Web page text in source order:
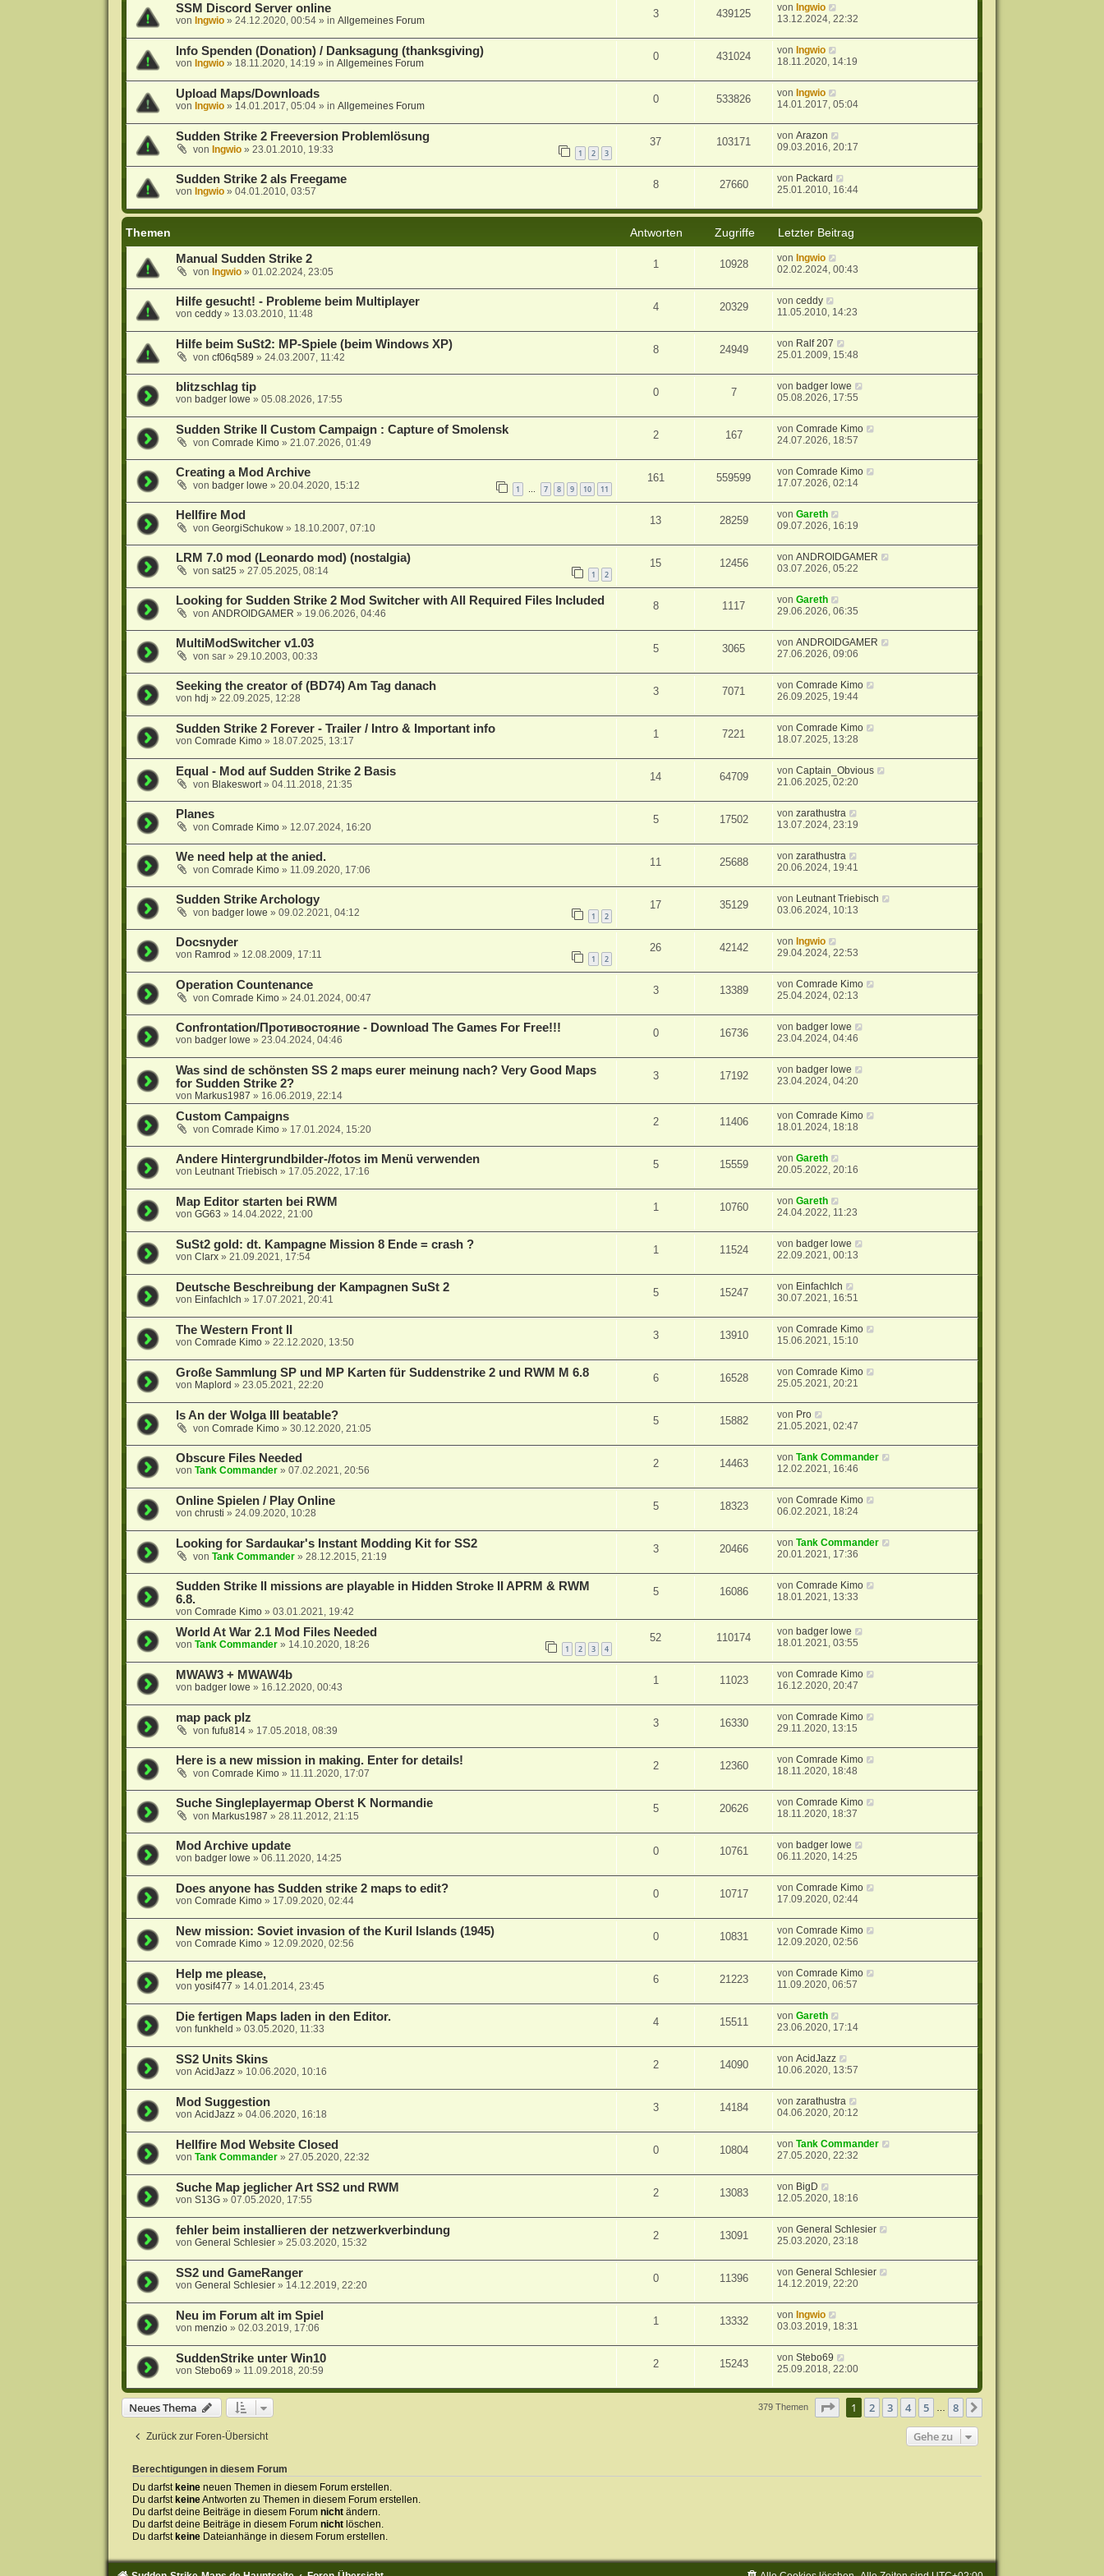
SSM Discord Server online
von Ingwio» 24.12.2020, 00:54» in Allgemeines Forum
3 439125 von Ingwio
13.12.2024, 22:32
Info Spenden (Donation) / Danksagung (thanksgiving)
von Ingwio» 18.11.2020, 14:19 » in Allgemeines Forum
0 431024 von Ingwio
18.11.2020, 14:19
Upload Maps/Downloads
von Ingwio» 14.01.2017, 05:04» in Allgemeines Forum
0 533826 von Ingwio
14.01.2017, 05:04
Sudden Strike 2 Freeversion Problemlösung
von Ingwio» 23.01.2010, 19:33 1 2 3
37 103171 vonArazon
09.03.2016, 20:17
Sudden Strike 2 als Freegame
von Ingwio» 04.01.2010, 03:57
8 27660 von Packard
25.01.2010, 16:44
Themen Antworten Zugriffe
Letzter Beitrag
Manual Sudden Strike 2
von Ingwio» 01.02.2024, 23:05
1 10928 von Ingwio
02.02.2024, 00:43
Hilfe gesucht! - Probleme beim Multiplayer
von ceddy» 13.03.2010, 11:48
4 20329 vonceddy
11.05.2010, 14:23
Hilfe beim SuSt2: MP-Spiele (beim Windows XP)
von cf06q589 » 24.03.2007, 11:42
8 24949 von Ralf 207
25.01.2009, 15:48
blitzschlag tip
von badger lowe » 05.08.2026, 17:55
0 7 von badger lowe
05.08.2026, 17:55
Sudden Strike II Custom Campaign : Capture of Smolensk
von Comrade Kimo» 21.07.2026, 01:49
2 167 vonComrade Kimo
24.07.2026, 18:57
Creating a Mod Archive
von badger lowe » 20.04.2020, 15:12 1 … 7 8 9 10 11
161 559599 vonComrade Kimo
17.07.2026, 02:14
Hellfire Mod
von GeorgiSchukow» 18.10.2007, 07:10
13 28259 vonGareth
09.07.2026, 16:19
LRM 7.0 mod (Leonardo mod) (nostalgia)
von sat25 » 27.05.2025, 08:14 1 2
15 12456 vonANDROIDGAMER
03.07.2026, 05:22
Looking for Sudden Strike 2 Mod Switcher with All Required Files Included
von ANDROIDGAMER » 19.06.2026, 04:46
8 1117 vonGareth
29.06.2026, 06:35
MultiModSwitcher v1.03
von sar» 29.10.2003, 00:33
5 3065 vonANDROIDGAMER
27.06.2026, 09:06
Seeking the creator of (BD74) Am Tag danach
von hdj » 22.09.2025, 12:28
3 7071 vonComrade Kimo
26.09.2025, 19:44
Sudden Strike 2 Forever - Trailer / Intro & Important info
von Comrade Kimo» 18.07.2025, 13:17
1 7221 vonComrade Kimo
18.07.2025, 13:28
Equal - Mod auf Sudden Strike 2 Basis
von Blakeswort» 04.11.2018, 21:35
14 64709 vonCaptain_Obvious
21.06.2025, 02:20
Planes
von Comrade Kimo» 12.07.2024, 16:20
5 17502 vonzarathustra
13.07.2024, 23:19
We need help at the anied.
von Comrade Kimo» 11.09.2020, 17:06
11 25688 vonzarathustra
20.06.2024, 19:41
Sudden Strike Archology
von badger lowe » 09.02.2021, 04:12 1 2
17 35129 von Leutnant Triebisch
03.06.2024, 10:13
Docsnyder
von Ramrod » 12.08.2009, 17:11 1 2
26 42142 von Ingwio
29.04.2024, 22:53
Operation Countenance
von Comrade Kimo» 24.01.2024, 00:47
3 13389 vonComrade Kimo
25.04.2024, 02:13
Confrontation/Противостояние - Download The Games For Free!!!
von badger lowe » 23.04.2024, 04:46
0 16736 von badger lowe
23.04.2024, 04:46
Was sind de schönsten SS 2 maps eurer meinung nach? Very Good Maps
for Sudden Strike 2?
von Markus1987 » 16.06.2019, 22:14
3 17192 von badger lowe
23.04.2024, 04:20
Custom Campaigns
von Comrade Kimo» 17.01.2024, 15:20
2 11406 vonComrade Kimo
18.01.2024, 18:18
Andere Hintergrundbilder-/fotos im Menü verwenden
von Leutnant Triebisch » 17.05.2022, 17:16
5 15559 vonGareth
20.05.2022, 20:16
Map Editor starten bei RWM
von GG63 » 14.04.2022, 21:00
1 10760 vonGareth
24.04.2022, 11:23
SuSt2 gold: dt. Kampagne Mission 8 Ende = crash ?
von Clarx» 21.09.2021, 17:54
1 11524 von badger lowe
22.09.2021, 00:13
Deutsche Beschreibung der Kampagnen SuSt 2
von EinfachIch » 17.07.2021, 20:41
5 15247 von EinfachIch
30.07.2021, 16:51
The Western Front II
von Comrade Kimo» 22.12.2020, 13:50
3 13910 vonComrade Kimo
15.06.2021, 15:10
Große Sammlung SP und MP Karten für Suddenstrike 2 und RWM M 6.8
von Maplord » 23.05.2021, 22:20
6 16528 vonComrade Kimo
25.05.2021, 20:21
Is An der Wolga III beatable?
von Comrade Kimo» 30.12.2020, 21:05
5 15882 von Pro
21.05.2021, 02:47
Obscure Files Needed
von Tank Commander» 07.02.2021, 20:56
2 14463 vonTank Commander
12.02.2021, 16:46
Online Spielen / Play Online
von chrusti » 24.09.2020, 10:28
5 18323 vonComrade Kimo
06.02.2021, 18:24
Looking for Sardaukar's Instant Modding Kit for SS2
von Tank Commander» 28.12.2015, 21:19
3 20466 vonTank Commander
20.01.2021, 17:36
Sudden Strike II missions are playable in Hidden Stroke II APRM & RWM
6.8.
von Comrade Kimo» 03.01.2021, 19:42
5 16086 vonComrade Kimo
18.01.2021, 13:33
World At War 2.1 Mod Files Needed
von Tank Commander» 14.10.2020, 18:26 1 2 3 4
52 110174 von badger lowe
18.01.2021, 03:55
MWAW3 + MWAW4b
von badger lowe » 16.12.2020, 00:43
1 11023 vonComrade Kimo
16.12.2020, 20:47
map pack plz
von fufu814» 17.05.2018, 08:39
3 16330 vonComrade Kimo
29.11.2020, 13:15
Here is a new mission in making. Enter for details!
von Comrade Kimo» 11.11.2020, 17:07
2 12360 vonComrade Kimo
18.11.2020, 18:48
Suche Singleplayermap Oberst K Normandie
von Markus1987 » 28.11.2012, 21:15
5 20626 vonComrade Kimo
18.11.2020, 18:37
Mod Archive update
von badger lowe » 06.11.2020, 14:25
0 10761 von badger lowe
06.11.2020, 14:25
Does anyone has Sudden strike 2 maps to edit?
von Comrade Kimo» 17.09.2020, 02:44
0 10717 vonComrade Kimo
17.09.2020, 02:44
New mission: Soviet invasion of the Kuril Islands (1945)
von Comrade Kimo» 12.09.2020, 02:56
0 10831 vonComrade Kimo
12.09.2020, 02:56
Help me please,
von yosif477 » 14.01.2014, 23:45
6 21223 vonComrade Kimo
11.09.2020, 06:57
Die fertigen Maps laden in den Editor.
von funkheld » 03.05.2020, 11:33
4 15511 vonGareth
23.06.2020, 17:14
SS2 Units Skins
von AcidJazz» 10.06.2020, 10:16
2 14090 vonAcidJazz
10.06.2020, 13:57
Mod Suggestion
von AcidJazz» 04.06.2020, 16:18
3 14184 vonzarathustra
04.06.2020, 20:12
Hellfire Mod Website Closed
von Tank Commander» 27.05.2020, 22:32
0 10804 vonTank Commander
27.05.2020, 22:32
Suche Map jeglicher Art SS2 und RWM
von S13G» 07.05.2020, 17:55
2 13083 von BigD
12.05.2020, 18:16
fehler beim installieren der netzwerkverbindung
von General Schlesier» 25.03.2020, 15:32
2 13091 vonGeneral Schlesier
25.03.2020, 23:18
SS2 und GameRanger
von General Schlesier» 14.12.2019, 22:20
0 11396 vonGeneral Schlesier
14.12.2019, 22:20
Neu im Forum alt im Spiel
von menzio» 02.03.2019, 17:06
1 13332 von Ingwio
03.03.2019, 18:31
SuddenStrike unter Win10
von Stebo69 » 11.09.2018, 20:59
2 15243 vonStebo69
25.09.2018, 22:00
Neues Thema 379 Themen Seite von8
1 2 3 4 5 8
Zurück zur Foren-Übersicht Gehe zu
Berechtigungen in diesem Forum
Du darfst keineneuen Themen in diesem Forum erstellen.
Du darfst keineAntworten zu Themen in diesem Forum erstellen.
Du darfst deine Beiträge in diesem Forum nichtändern.
Du darfst deine Beiträge in diesem Forum nichtlöschen.
Du darfst keineDateianhänge in diesem Forum erstellen.